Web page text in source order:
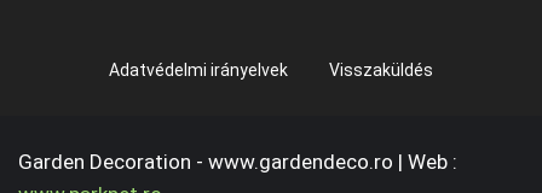
Adatvédelmi irányelvek Visszaküldés
Garden Decoration - www.gardendeco.ro | Web :